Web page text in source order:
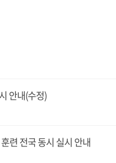
안내(수정)
련 전국 동시 실시 안내